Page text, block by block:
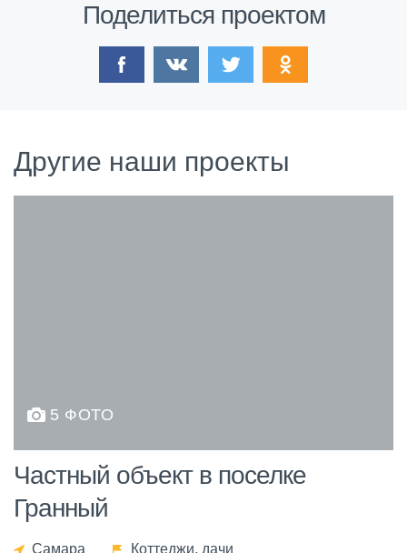
Поделиться проектом
Другие наши проекты
5 ФОТО
Частный объект в поселке
Гранный
Самара Коттеджи, дачи